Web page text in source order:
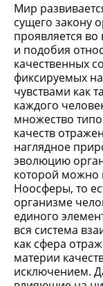
Мир
сущего закону
проявляется
и подобия
качественных
фиксируемых
чувствами как
каждого
множество
качеств
наглядное
эволюцию
которой можно
Ноосферы, то
организме
единого
вся система
как сфера
материи
исключением.